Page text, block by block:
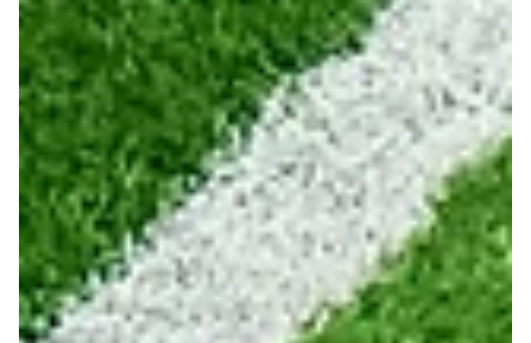
Cristiano Ronaldo (41) ut av fotball-VM.